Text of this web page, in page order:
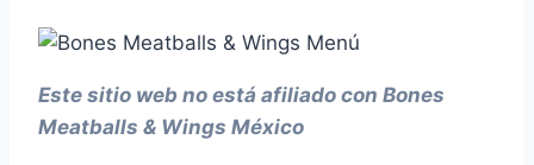
Este sitio web no está afiliado con Bones
Meatballs & Wings México